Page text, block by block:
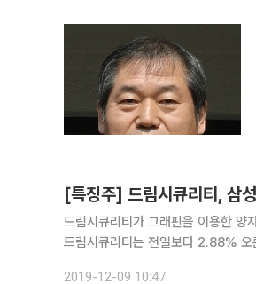
[특징주] 드림시큐리티, 삼
드림시큐리티가 그래핀을 이용한 양자통신
드림시큐리티는 전일보다 2.88% 오른 2680원에 거래 중이다. 전날 포스텍은
2019-12-09 10:47